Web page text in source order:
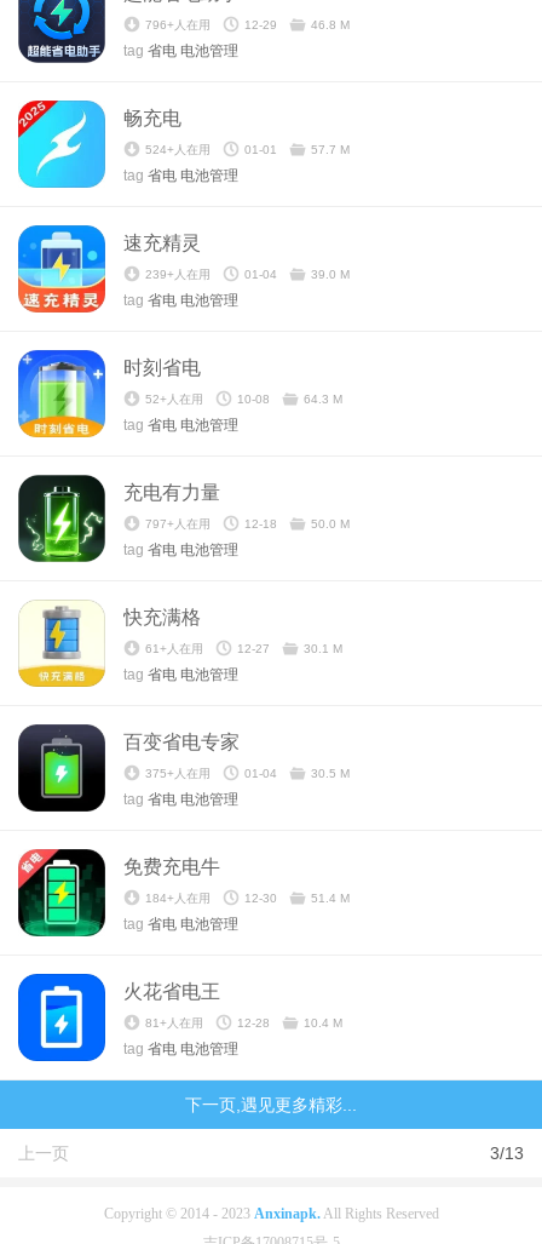
796+人在用 12-29 46.8 M
tag 省电 电池管理
畅充电
524+人在用 01-01 57.7 M
tag 省电 电池管理
速充精灵
239+人在用 01-04 39.0 M
tag 省电 电池管理
时刻省电
52+人在用 10-08 64.3 M
tag 省电 电池管理
充电有力量
797+人在用 12-18 50.0 M
tag 省电 电池管理
快充满格
61+人在用 12-27 30.1 M
tag 省电 电池管理
百变省电专家
375+人在用 01-04 30.5 M
tag 省电 电池管理
免费充电牛
184+人在用 12-30 51.4 M
tag 省电 电池管理
火花省电王
81+人在用 12-28 10.4 M
tag 省电 电池管理
下一页,遇见更多精彩...
3/13
上一页
Copyright © 2014 - 2023 Anxinapk.All Rights Reserved